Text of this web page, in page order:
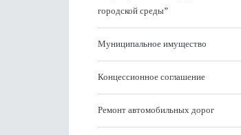
городской среды”
Муниципальное имущество
Концессионное соглашение
Ремонт автомобильных дорог